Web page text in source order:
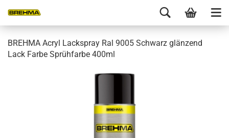
BREHMA Acryl Lackspray Ral 9005 Schwarz glänzend
Lack Farbe Sprühfarbe 400ml